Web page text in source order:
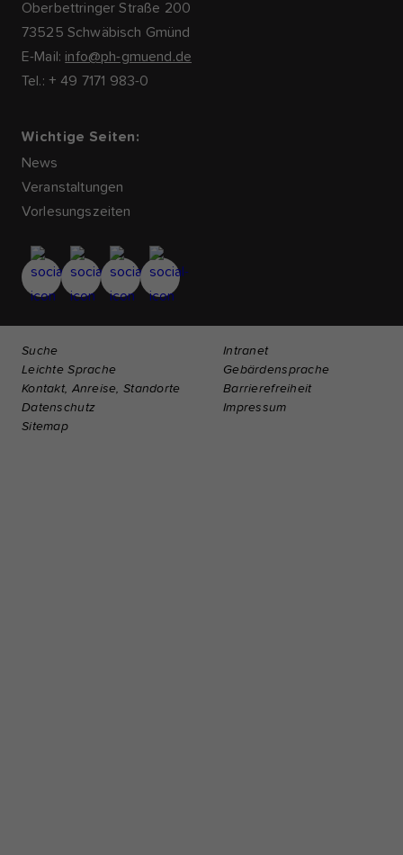
Oberbettringer Straße 200
73525 Schwäbisch Gmünd
E-Mail: info@ph-gmuend.de
Tel.: + 49 7171 983-0
Wichtige Seiten:
News
Veranstaltungen
Vorlesungszeiten
Suche
Intranet
Leichte Sprache
Gebärdensprache
Kontakt, Anreise, Standorte
Barrierefreiheit
Datenschutz
Impressum
Sitemap